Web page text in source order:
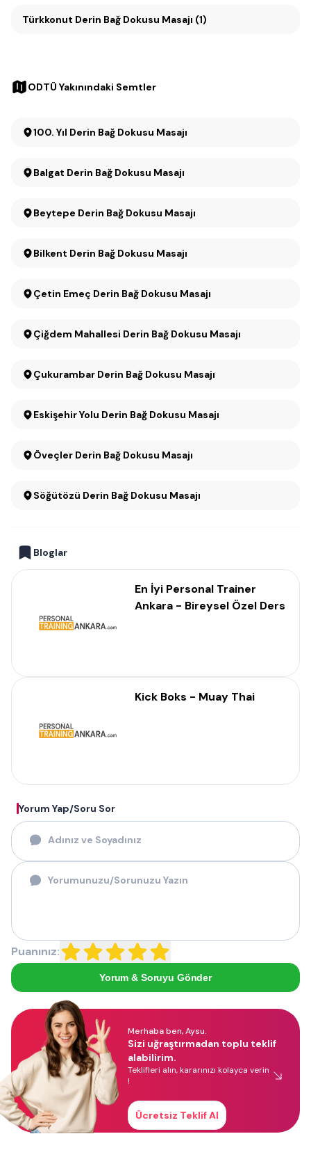
Türkkonut Derin Bağ Dokusu Masajı (1)
ODTÜ Yakınındaki Semtler
100. Yıl Derin Bağ Dokusu Masajı
Balgat Derin Bağ Dokusu Masajı
Beytepe Derin Bağ Dokusu Masajı
Bilkent Derin Bağ Dokusu Masajı
Çetin Emeç Derin Bağ Dokusu Masajı
Çiğdem Mahallesi Derin Bağ Dokusu Masajı
Çukurambar Derin Bağ Dokusu Masajı
Eskişehir Yolu Derin Bağ Dokusu Masajı
Öveçler Derin Bağ Dokusu Masajı
Söğütözü Derin Bağ Dokusu Masajı
Bloglar
En İyi Personal Trainer
Ankara - Bireysel Özel Ders
Kick Boks - Muay Thai
Yorum Yap/Soru Sor
Puanınız:
Yorum & Soruyu Gönder
Merhaba ben, Aysu.
Sizi uğraştırmadan toplu teklif
alabilirim.
Teklifleri alın, kararınızı kolayca verin
!
Ücretsiz Teklif Al